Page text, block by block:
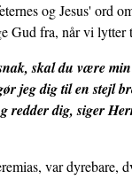
og Jesus' ord
Gud fra, når vi
skal du være
jeg dig til en stejl
redder dig, siger
var dyrebare,